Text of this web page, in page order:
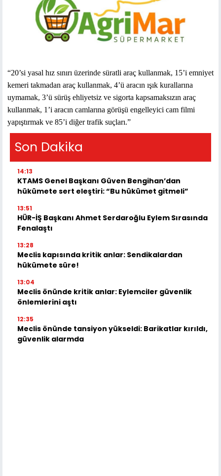
“20’si yasal hız sınırı üzerinde süratli araç kullanmak, 15’i emniyet
kemeri takmadan araç kullanmak, 4’ü aracın ışık kurallarına
uymamak, 3’ü sürüş ehliyetsiz ve sigorta kapsamaksızın araç
kullanmak, 1’i aracın camlarına görüşü engelleyici cam filmi
yapıştırmak ve 85’i diğer trafik suçları.”
Son Dakika
14:13
KTAMS Genel Başkanı Güven Bengihan’dan
hükümete sert eleştiri: “Bu hükümet gitmeli”
13:51
HÜR-İŞ Başkanı Ahmet Serdaroğlu Eylem Sırasında
Fenalaştı
13:28
Meclis kapısında kritik anlar: Sendikalardan
hükümete süre!
13:04
Meclis önünde kritik anlar: Eylemciler güvenlik
önlemlerini aştı
12:35
Meclis önünde tansiyon yükseldi: Barikatlar kırıldı,
güvenlik alarmda